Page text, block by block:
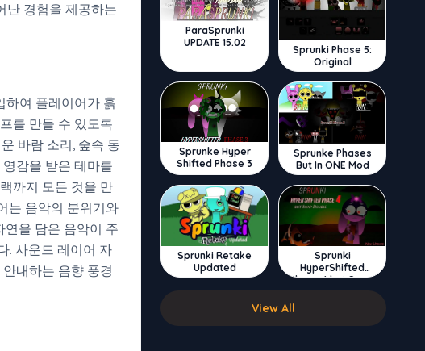
난 경험을 제공하는
하여 플레이어가 흙
를 만들 수 있도록
바람 소리, 숲속 동
감을 받은 테마를
까지 모든 것을 만
는 음악의 분위기와
연을 담은 음악이 주
. 사운드 레이어 자
내하는 음향 풍경
ParaSprunki
UPDATE 15.02
Sprunki Phase 5:
Original
Sprunke Hyper
Shifted Phase 3
Sprunke Phases
But In ONE Mod
Sprunki Retake
Updated
Sprunki
HyperShifted
Phase 4 but Swap
Double
View All